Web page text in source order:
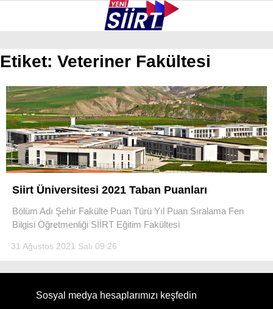
GALERİ VİDEO YAZARLAR
KURTALAN
ERUH
BAYKAN
PERVARI
TILLO
GÜNDEM
NÖBETÇI ECZANELER
Etiket: Veteriner Fakültesi
Siirt Üniversitesi 2021 Taban Puanları
Bölüm Adı Şehir Fakülte Puan Türü Yıl Puan Sıralama Fen
Bilgisi Öğretmenliği SİİRT Eğitim Fakültesi
31 Ağustos 2021 Salı 09:26
Sosyal medya hesaplarımızı keşfedin